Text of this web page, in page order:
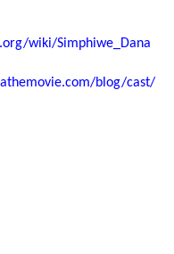
wiki/Simphiwe_Dana
blog/cast/